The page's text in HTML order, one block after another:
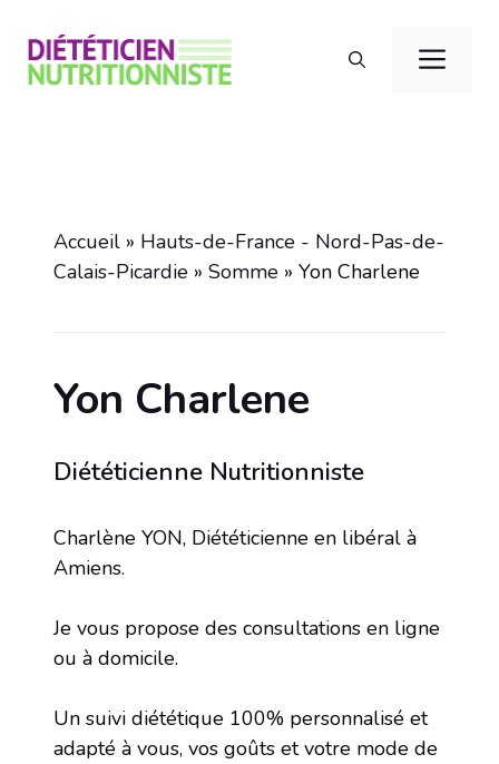
contenu
Accueil » Hauts-de-France - Nord-Pas-de-
Calais-Picardie » Somme » Yon Charlene
Yon Charlene
Diététicienne Nutritionniste
Charlène YON, Diététicienne en libéral à
Amiens.
Je vous propose des consultations en ligne
ou à domicile.
Un suivi diététique 100% personnalisé et
adapté à vous, vos goûts et votre mode de